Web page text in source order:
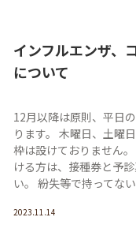
インフルエンザ、
について
12月以降は原則、平日
ります。 木曜日、土曜
枠は設けておりません
ける方は、接種券と予
い。 紛失等で持ってな
2023.11.14